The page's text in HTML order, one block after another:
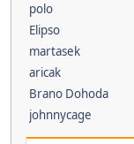
polo
Elipso
martasek
aricak
Brano Dohoda
johnnycage